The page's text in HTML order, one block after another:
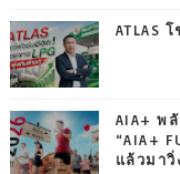
ATLAS
AIA+ พ
“AIA+
แล้วมา